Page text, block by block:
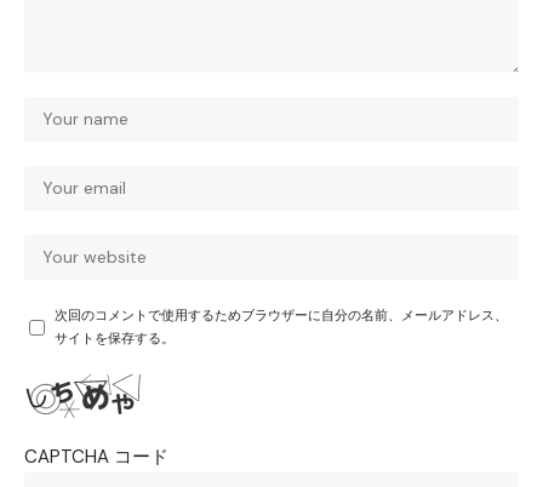
次回のコメントで使用するためブラウザーに自分の名前、メールアドレス、
サイトを保存する。
CAPTCHA コード